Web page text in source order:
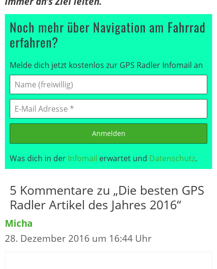
Noch mehr über Navigation am Fahrrad
erfahren?
Melde dich jetzt kostenlos zur GPS Radler Infomail an
Anmelden
Was dich in der Infomail erwartet und Datenschutz.
5 Kommentare zu „Die besten GPS
Radler Artikel des Jahres 2016“
Micha
28. Dezember 2016 um 16:44 Uhr